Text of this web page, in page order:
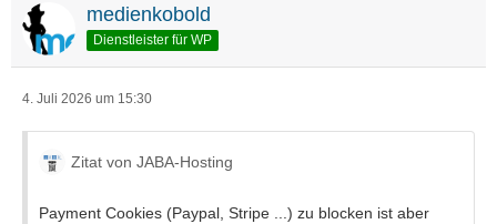
medienkobold
Dienstleister für WP
4. Juli 2026 um 15:30
Zitat von JABA-Hosting
Payment Cookies (Paypal, Stripe ...) zu blocken ist aber